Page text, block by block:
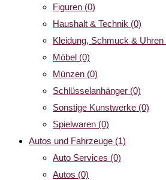
Figuren (0)
Haushalt & Technik (0)
Kleidung, Schmuck & Uhren
Möbel (0)
Münzen (0)
Schlüsselanhänger (0)
Sonstige Kunstwerke (0)
Spielwaren (0)
Autos und Fahrzeuge (1)
Auto Services (0)
Autos (0)